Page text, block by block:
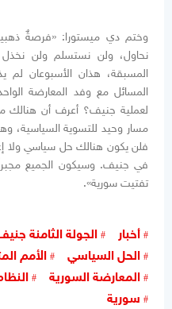
وختم دي ميستورا: «فرصةٌ
نحاول، ولن نستسلم ولن
المسبقة، هذان الأسبوعان لم
المسائل مع وفد المعارضة
لعملية جنيف؟ أعرف أن هنالك
مسار وحيد للتسوية السياسية،
فلن يكون هنالك حل سياسي ولا
في جنيف. وسيكون الجميع مجبراً
تفتيت سورية».
أخبار الجولة الثامنة
الحل السياسي
الأمم
المعارضة السورية
سورية